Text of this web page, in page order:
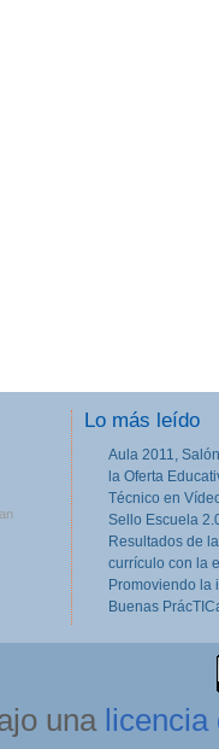
Lo más leído
Aula 2011,
la Oferta
Técnico en
Sello Escuela
Resultados de
currículo con la
Promoviendo la
Buenas
una licencia